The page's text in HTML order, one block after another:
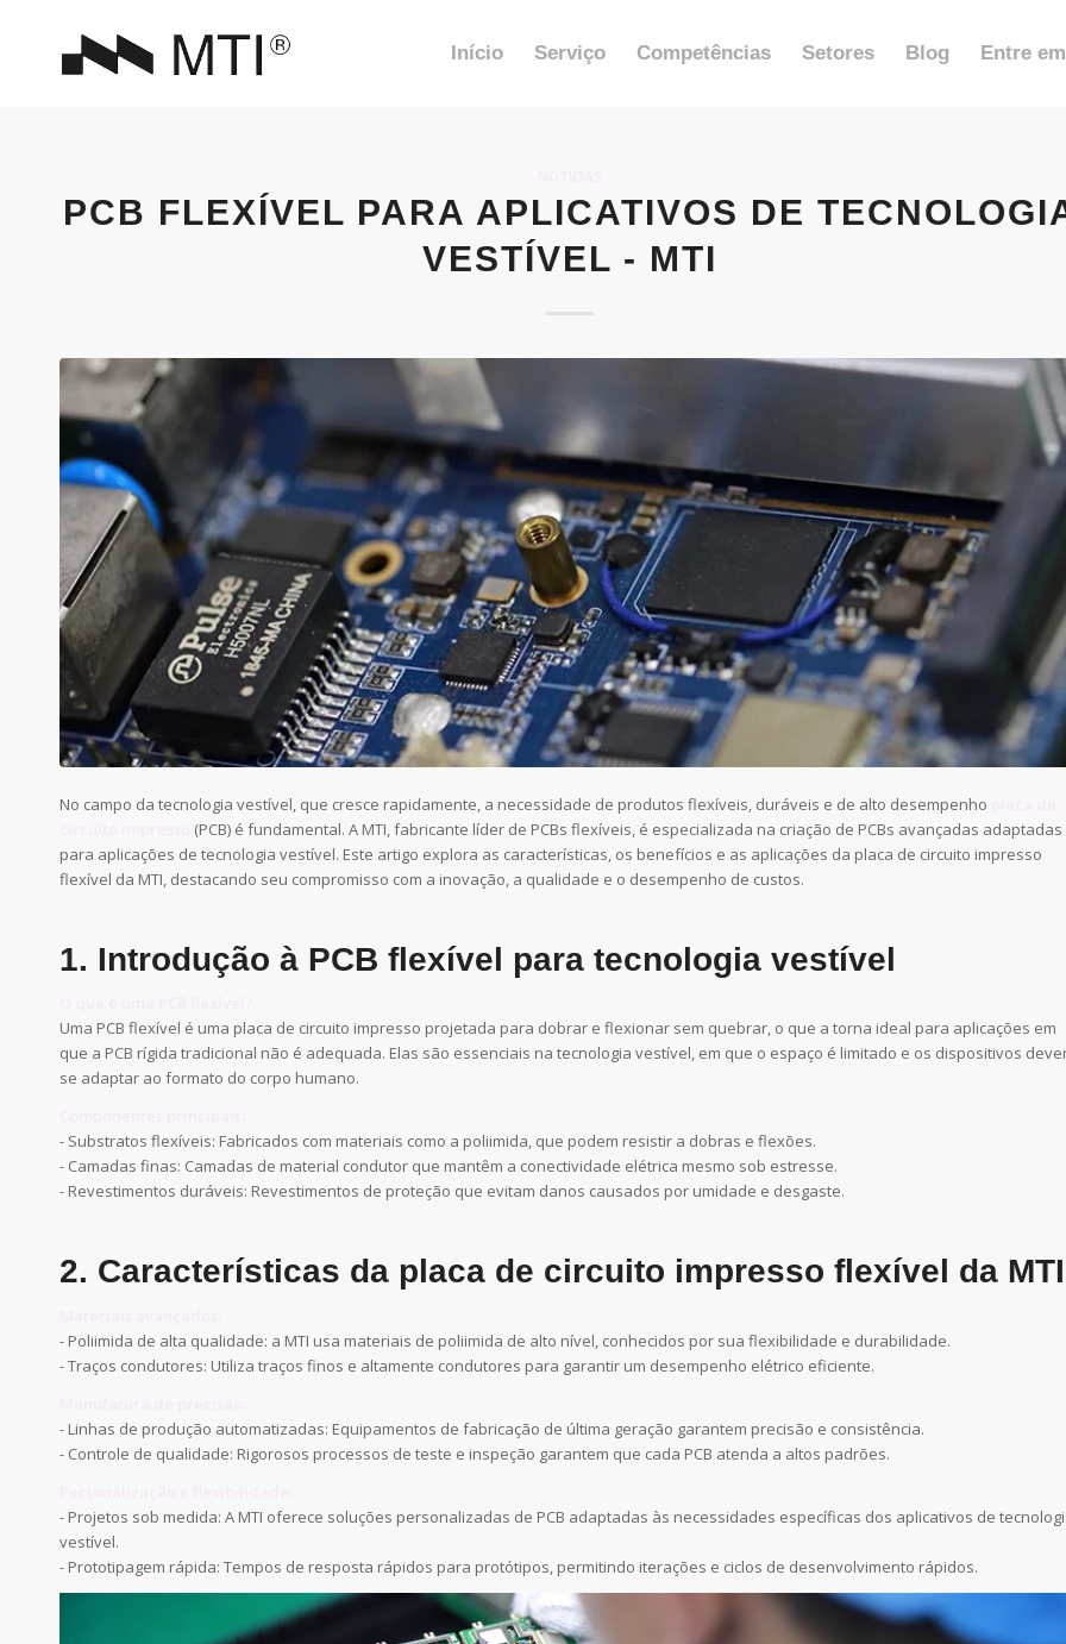
Início Serviço Competências Setores Blog Entre
PCB FLEXÍVEL PARA APLICATIVOS DE
VESTÍVEL - MTI
No campo da tecnologia vestível, que cresce rapidamente, a necessidade de produtos flexíveis, duráveis e de alto desempenho
(PCB) é fundamental. A MTI, fabricante líder de PCBs flexíveis, é especializada na criação de PCBs avançadas adaptadas
para aplicações de tecnologia vestível. Este artigo explora as características, os benefícios e as aplicações da placa de circuito impresso
flexível da MTI, destacando seu compromisso com a inovação, a qualidade e o desempenho de custos.
1. Introdução à PCB flexível para tecnologia vestível
Uma PCB flexível é uma placa de circuito impresso projetada para dobrar e flexionar sem quebrar, o que a torna ideal para aplicações em
que a PCB rígida tradicional não é adequada. Elas são essenciais na tecnologia vestível, em que o espaço é limitado e os dispositivos
se adaptar ao formato do corpo humano.
- Substratos flexíveis: Fabricados com materiais como a poliimida, que podem resistir a dobras e flexões.
- Camadas finas: Camadas de material condutor que mantêm a conectividade elétrica mesmo sob estresse.
- Revestimentos duráveis: Revestimentos de proteção que evitam danos causados por umidade e desgaste.
2. Características da placa de circuito impresso flexível da MTI
- Poliimida de alta qualidade: a MTI usa materiais de poliimida de alto nível, conhecidos por sua flexibilidade e durabilidade.
- Traços condutores: Utiliza traços finos e altamente condutores para garantir um desempenho elétrico eficiente.
- Linhas de produção automatizadas: Equipamentos de fabricação de última geração garantem precisão e consistência.
- Controle de qualidade: Rigorosos processos de teste e inspeção garantem que cada PCB atenda a altos padrões.
- Projetos sob medida: A MTI oferece soluções personalizadas de PCB adaptadas às necessidades específicas dos aplicativos de
vestível.
- Prototipagem rápida: Tempos de resposta rápidos para protótipos, permitindo iterações e ciclos de desenvolvimento rápidos.